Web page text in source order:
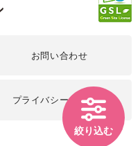
絞り込む
お問い合わせ
プライバシーポリシー